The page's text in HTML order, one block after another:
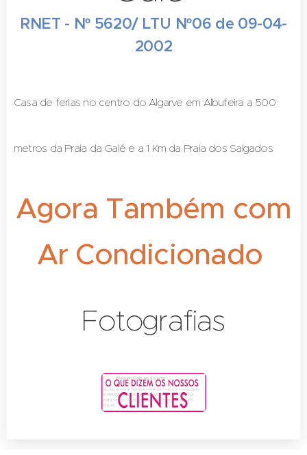
RNET - Nº 5620/ LTU Nº06 de 09-04-
2002
Casa de ferias no centro do Algarve em Albufeira a 500
metros da Praia da Galé e a 1 Km da Praia dos Salgados
Agora Também com
Ar Condicionado
Fotografias